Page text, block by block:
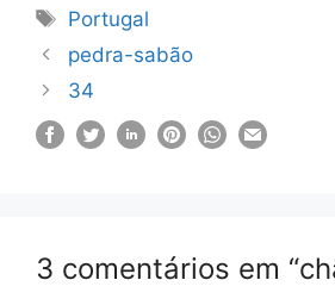
Etiquetas
Portugal
pedra-sabão
34
3 comentários em